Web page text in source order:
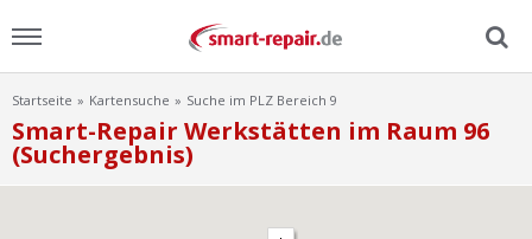
Menu
Home
Startseite Kartensuche Suche im PLZ Bereich 9
Smart-Repair Werkstätten im Raum 96
(Suchergebnis)